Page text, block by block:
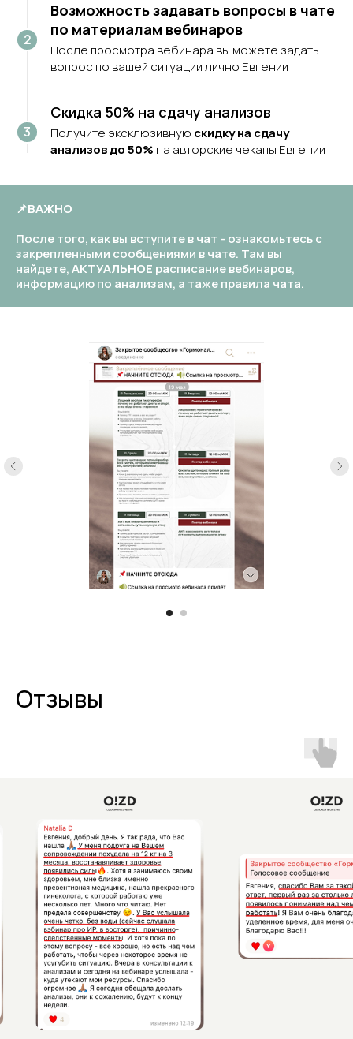
Возможность задавать вопросы в чате
по материалам вебинаров
После просмотра вебинара вы можете задать
вопрос по вашей ситуации лично Евгении
Скидка 50% на сдачу анализов
Получите эксклюзивную скидку на сдачу
анализов до 50% на авторские чекапы Евгении
📌ВАЖНО
После того, как вы вступите в чат - ознакомьтесь с
закрепленными сообщениями в чате. Там вы
найдете,АКТУАЛЬНОЕ расписание вебинаров,
информацию по анализам, а таже правила чата.
Отзывы